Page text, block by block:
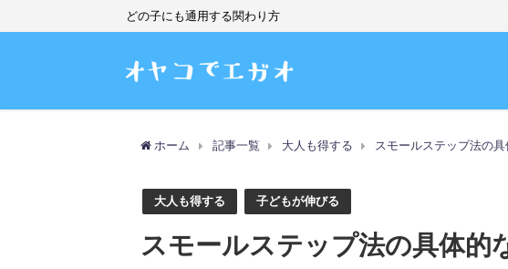
どの子にも通用する関わり方
ホーム 記事一覧 大人も得する スモールステップ法の
大人も得する 子どもが伸びる
スモールステップ法の具体的